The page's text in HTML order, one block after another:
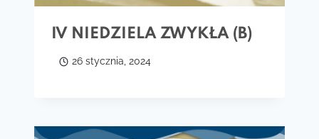
IV NIEDZIELA ZWYKŁA (B)
26 stycznia, 2024